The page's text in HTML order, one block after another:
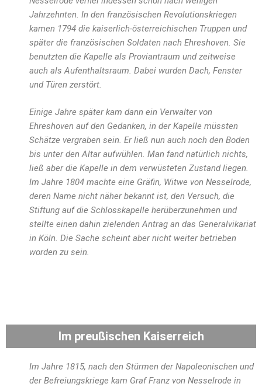
Jahrzehnten. In den französischen Revolutionskriegen
kamen 1794 die kaiserlich-österreichischen Truppen und
später die französischen Soldaten nach Ehreshoven. Sie
benutzten die Kapelle als Proviantraum und zeitweise
auch als Aufenthaltsraum. Dabei wurden Dach, Fenster
und Türen zerstört.
Einige Jahre später kam dann ein Verwalter von
Ehreshoven auf den Gedanken, in der Kapelle müssten
Schätze vergraben sein. Er ließ nun auch noch den Boden
bis unter den Altar aufwühlen. Man fand natürlich nichts,
ließ aber die Kapelle in dem verwüsteten Zustand liegen.
Im Jahre 1804 machte eine Gräfin, Witwe von Nesselrode,
deren Name nicht näher bekannt ist, den Versuch, die
Stiftung auf die Schlosskapelle herüberzunehmen und
stellte einen dahin zielenden Antrag an das Generalvikariat
in Köln. Die Sache scheint aber nicht weiter betrieben
worden zu sein.
Im preußischen Kaiserreich
Im Jahre 1815, nach den Stürmen der Napoleonischen und
der Befreiungskriege kam Graf Franz von Nesselrode in